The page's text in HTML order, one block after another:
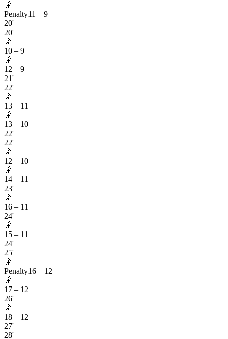
🤾
Penalty11 – 9
20'
20'
🤾
10 – 9
🤾
12 – 9
21'
22'
🤾
13 – 11
🤾
13 – 10
22'
22'
🤾
12 – 10
🤾
14 – 11
23'
🤾
16 – 11
24'
🤾
15 – 11
24'
25'
🤾
Penalty16 – 12
🤾
17 – 12
26'
🤾
18 – 12
27'
28'